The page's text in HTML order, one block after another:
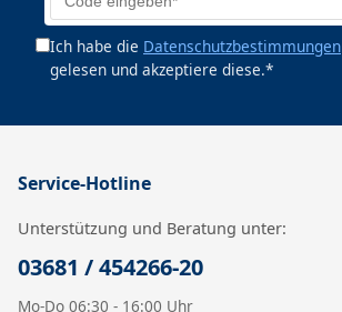
Ich habe die Datenschutzbestimmungen
gelesen und akzeptiere diese.*
Service-Hotline
Unterstützung und Beratung unter:
03681 / 454266-20
Mo-Do 06:30 - 16:00 Uhr